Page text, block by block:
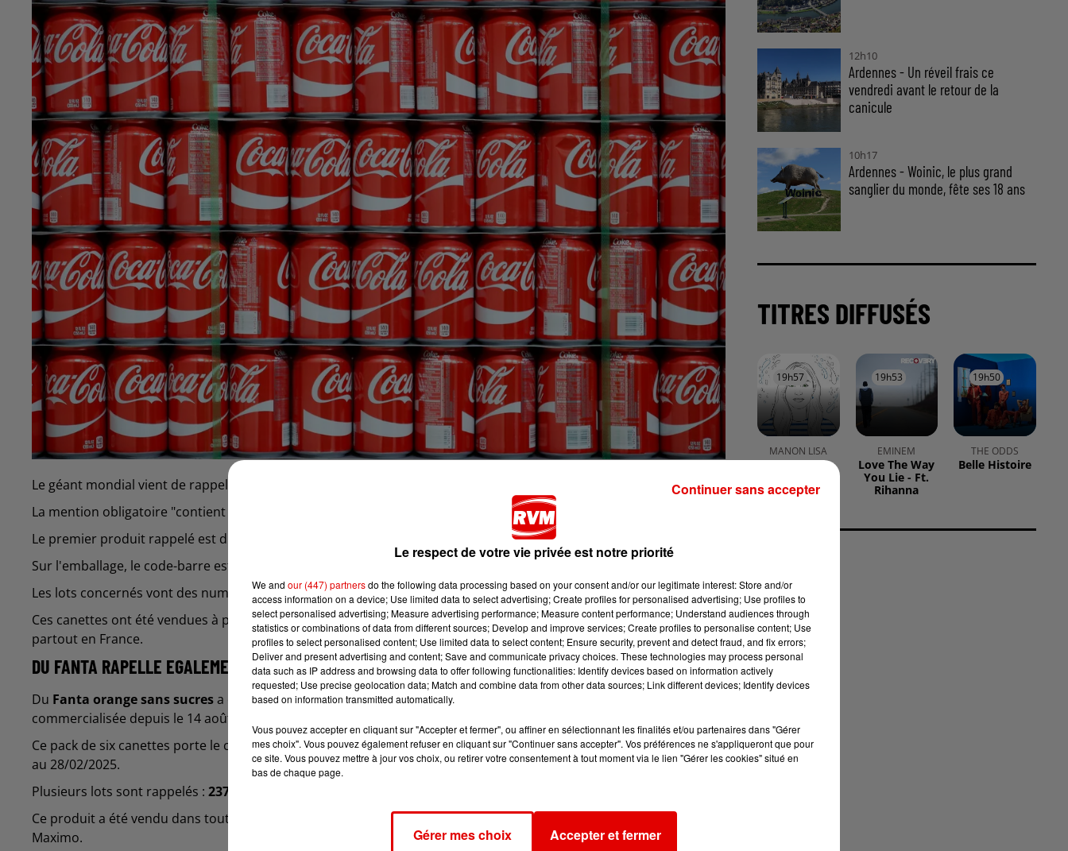
Le géant mondial vient de rappeler plusieurs cannettes partout en France !
La mention obligatoire "contient une source de phénylalanne" (un acide aminé) n'est pas indiquée.
Le premier produit rappelé est du
, vendu en pack de six canettes de 33 cl.
Sur l'emballage, le code-barre est
est la date de consommation recommandée est le
Les lots concernés vont des numéros236DK31100à236DK31349.
Ces canettes ont été vendues à partir du 30 août 2024 dans les magasins Carrefour, Auchan, Cora, Système U,
partout en France.
DU FANTA RAPELLE EGALEMENT
Du Fanta orange sans sucresa été également retiré des rayons. Il s’agit d’une édition limitée Halloween,
commercialisée depuis le 14 août 2024.
Ce pack de six canettes porte le code-barres5449000235367et la date de consommation recommandée a été fixée
au 28/02/2025.
Plusieurs lots sont rappelés : 237DK31500
Ce produit a été vendu dans toute la France par Carrefour, Auchan, Cora, Système U, Leclerc, Match, ITM et Proxi-
Maximo.
12h10
Ardennes - Un réveil frais ce
vendredi avant le retour de la
canicule
10h17
Ardennes - Woinic, le plus grand
sanglier du monde, fête ses 18 ans
TITRES DIFFUSÉS
19h57
19h57
MANON LISA
Le Petit
19h53
19h53
EMINEM
Love The Way
You Lie - Ft.
Rihanna
19h50
19h50
THE ODDS
Belle Histoire
Le respect de votre vie privée est notre priorité
We and our (447) partnersdo the following data processing based on your consent and/or our legitimate interest: Store and/or
access information on a device; Use limited data to select advertising; Create profiles for personalised advertising; Use profiles to
select personalised advertising; Measure advertising performance; Measure content performance; Understand audiences through
statistics or combinations of data from different sources; Develop and improve services; Create profiles to personalise content; Use
profiles to select personalised content; Use limited data to select content; Ensure security, prevent and detect fraud, and fix errors;
Deliver and present advertising and content; Save and communicate privacy choices. These technologies may process personal
data such as IP address and browsing data to offer following functionalities: Identify devices based on information actively
requested; Use precise geolocation data; Match and combine data from other data sources; Link different devices; Identify devices
based on information transmitted automatically.
Vous pouvez accepter en cliquant sur "Accepter et fermer", ou affiner en sélectionnant les finalités et/ou partenaires dans "Gérer
mes choix". Vous pouvez également refuser en cliquant sur "Continuer sans accepter". Vos préférences ne s'appliqueront que pour
ce site. Vous pouvez mettre à jour vos choix, ou retirer votre consentement à tout moment via le lien "Gérer les cookies" situé en
bas de chaque page.
Gérer mes choix Accepter et fermer
Continuer sans accepter